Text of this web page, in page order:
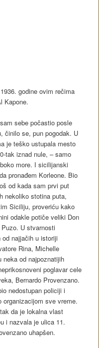
godine ovim rečima
Kapone.
sebe počastio posle
činilo se, pun pogodak. U
je teško ustupala mesto
tak iznad nule, – samo
more. I sicilijanski
pronađem Korleone. Bio
od kada sam prvi put
nekoliko stotina puta,
Siciliju, proveriću kako
odakle potiče veliki Don
U stvarnosti
najjačih u istoriji
Rina, Michelle
neka od najpoznatijih
poglavar cele
Bernardo Provenzano.
nedostupan policiji i
organizacijom sve vreme.
da je lokalna vlast
i nazvala je ulica 11.
uhapšen.